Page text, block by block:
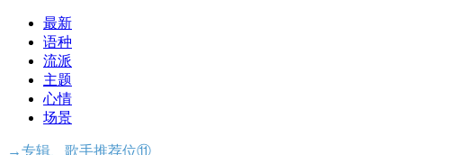
最新
语种
流派
主题
心情
场景
→专辑、歌手推荐位⑪